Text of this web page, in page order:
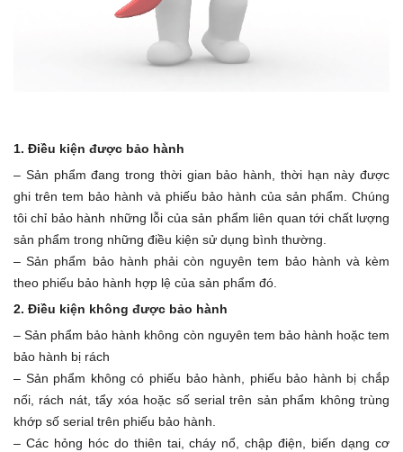
1. Điều kiện được bảo hành
– Sản phẩm đang trong thời gian bảo hành, thời hạn này được
ghi trên tem bảo hành và phiếu bảo hành của sản phẩm. Chúng
tôi chỉ bảo hành những lỗi của sản phẩm liên quan tới chất lượng
sản phẩm trong những điều kiện sử dụng bình thường.
– Sản phẩm bảo hành phải còn nguyên tem bảo hành và kèm
theo phiếu bảo hành hợp lệ của sản phẩm đó.
2. Điều kiện không được bảo hành
– Sản phẩm bảo hành không còn nguyên tem bảo hành hoặc tem
bảo hành bị rách
– Sản phẩm không có phiếu bảo hành, phiếu bảo hành bị chắp
nối, rách nát, tẩy xóa hoặc số serial trên sản phẩm không trùng
khớp số serial trên phiếu bảo hành.
– Các hỏng hóc do thiên tai, cháy nổ, chập điện, biến dạng cơ